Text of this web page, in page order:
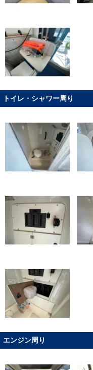
トイレ・シャワー周り
エンジン周り